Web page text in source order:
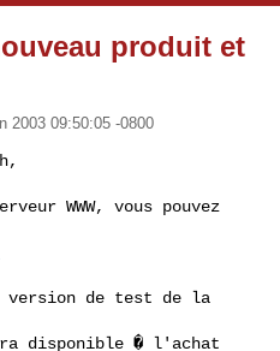
produit et
2003 09:50:05 -0800
WWW, vous pouvez
version de test de la
disponible � l'achat